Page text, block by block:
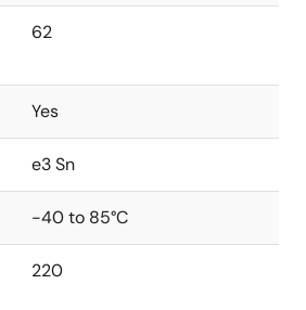
62
Yes
e3 Sn
-40 to 85°C
220